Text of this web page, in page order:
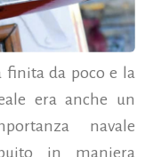
finita da poco e la
era anche un
navale
in maniera